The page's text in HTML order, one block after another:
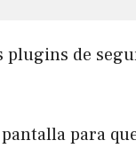
de
para